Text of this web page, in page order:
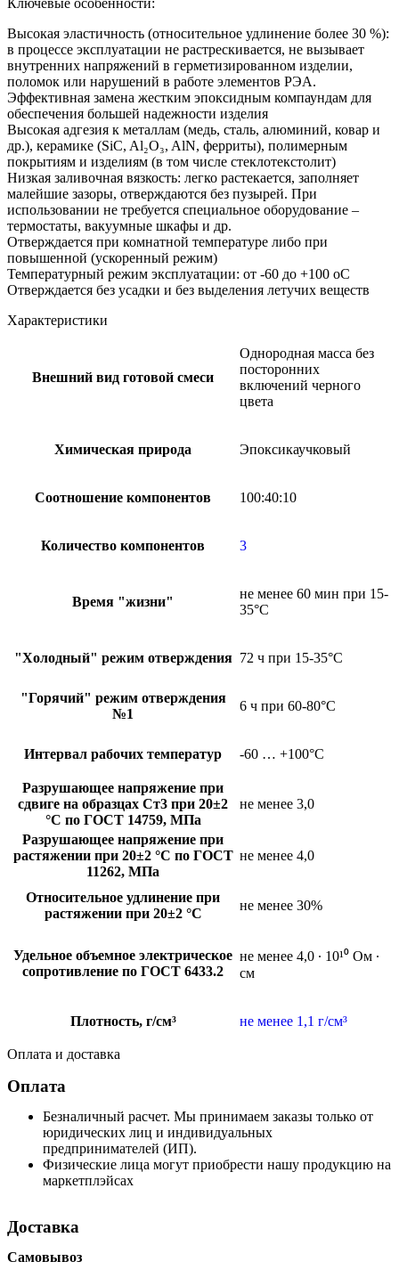
Высокая эластичность (относительное удлинение более 30 %):
в процессе эксплуатации не растрескивается, не вызывает
внутренних напряжений в герметизированном изделии,
поломок или нарушений в работе элементов РЭА.
Эффективная замена жестким эпоксидным компаундам для
обеспечения большей надежности изделия
Высокая адгезия к металлам (медь, сталь, алюминий, ковар и
др.), керамике (SiC, Al₂O₃, AlN, ферриты), полимерным
покрытиям и изделиям (в том числе стеклотекстолит)
Низкая заливочная вязкость: легко растекается, заполняет
малейшие зазоры, отверждаются без пузырей. При
использовании не требуется специальное оборудование –
термостаты, вакуумные шкафы и др.
Отверждается при комнатной температуре либо при
повышенной (ускоренный режим)
Температурный режим эксплуатации: от -60 до +100 oC
Отверждается без усадки и без выделения летучих веществ
Характеристики
Внешний вид готовой смеси
Однородная масса без
посторонних
включений черного
цвета
Химическая природа Эпоксикаучковый
Соотношение компонентов 100:40:10
Количество компонентов 3
Время "жизни"
не менее 60 мин при 15-
35°С
"Холодный" режим отверждения 72 ч при 15-35°C
"Горячий" режим отверждения
№1
6 ч при 60-80°C
Интервал рабочих температур -60 … +100°C
Разрушающее напряжение при
сдвиге на образцах Ст3 при 20±2
°C по ГОСТ 14759, МПа
не менее 3,0
Разрушающее напряжение при
растяжении при 20±2 °C по ГОСТ
11262, МПа
не менее 4,0
Относительное удлинение при
растяжении при 20±2 °C
не менее 30%
Удельное объемное электрическое
сопротивление по ГОСТ 6433.2
не менее 4,0 ∙ 10¹⁰ Ом ∙
см
Плотность, г/см³ не менее 1,1 г/см³
Оплата и доставка
Оплата
Безналичный расчет. Мы принимаем заказы только от
юридических лиц и индивидуальных
предпринимателей (ИП).
Физические лица могут приобрести нашу продукцию на
маркетплэйсах
Доставка
Самовывоз